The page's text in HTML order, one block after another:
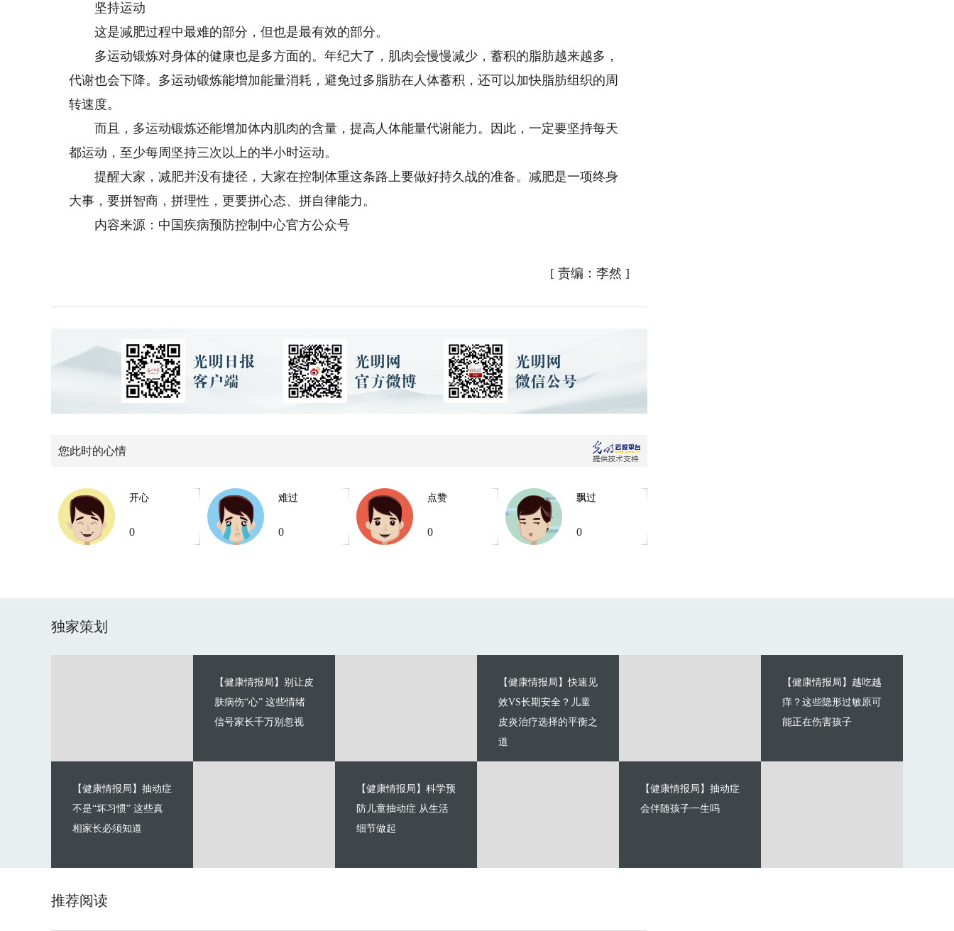
坚持运动
这是减肥过程中最难的部分，但也是最有效的部分。
多运动锻炼对身体的健康也是多方面的。年纪大了，肌肉会慢慢减少，蓄积的脂肪越来越多，
代谢也会下降。多运动锻炼能增加能量消耗，避免过多脂肪在人体蓄积，还可以加快脂肪组织的周
转速度。
而且，多运动锻炼还能增加体内肌肉的含量，提高人体能量代谢能力。因此，一定要坚持每天
都运动，至少每周坚持三次以上的半小时运动。
提醒大家，减肥并没有捷径，大家在控制体重这条路上要做好持久战的准备。减肥是一项终身
大事，要拼智商，拼理性，更要拼心态、拼自律能力。
内容来源：中国疾病预防控制中心官方公众号
[ 责编：李然 ]
您此时的心情
开心
0
难过
0
点赞
0
飘过
0
独家策划
【健康情报局】别让皮
肤病伤“心” 这些情绪
信号家长千万别忽视
【健康情报局】抽动症
不是“坏习惯” 这些真
相家长必须知道
【健康情报局】快速见
效VS长期安全？儿童
皮炎治疗选择的平衡之
道
【健康情报局】科学预
防儿童抽动症 从生活
细节做起
【健康情报局】越吃越
痒？这些隐形过敏原可
能正在伤害孩子
【健康情报局】抽动症
会伴随孩子一生吗
推荐阅读